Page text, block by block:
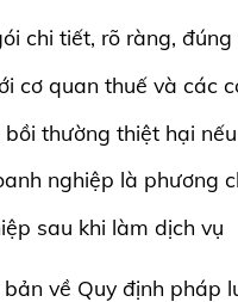
chi tiết, rõ ràng,
cơ quan thuế và các
thường thiệt hại
nghiệp là phương
sau khi làm dịch vụ
về Quy định pháp